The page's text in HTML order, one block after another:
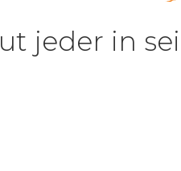
ut jeder in